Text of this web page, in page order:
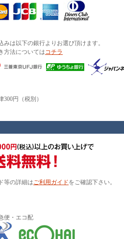
みは以下の銀行よりお選び頂けます。
方法についてはコチラ
300円（税別）
等の詳細はご利用ガイドをご確認下さい。
便・エコ配